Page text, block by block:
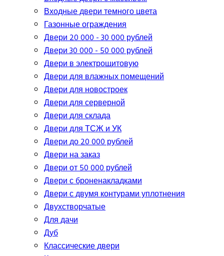
Входные двери темного цвета
Газонные ограждения
Двери 20 000 - 30 000 рублей
Двери 30 000 - 50 000 рублей
Двери в электрощитовую
Двери для влажных помещений
Двери для новостроек
Двери для серверной
Двери для склада
Двери для ТСЖ и УК
Двери до 20 000 рублей
Двери на заказ
Двери от 50 000 рублей
Двери с броненакладками
Двери с двумя контурами уплотнения
Двухстворчатые
Для дачи
Дуб
Классические двери